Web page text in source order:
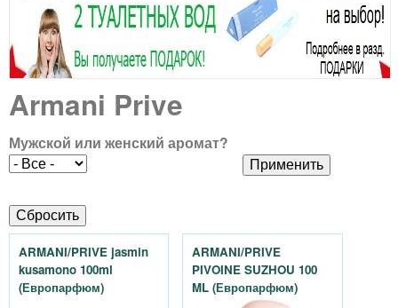
а
г
а
з
и
н
п
л
ь
н
о
е
м
е
н
ю
Е
М
Е
Н
Ю
з
д
е
ь
Armani Prive
Мужской или женский аромат?
ARMANI/PRIVE jasmin
kusamono 100ml
(Европарфюм)
ARMANI/PRIVE
PIVOINE SUZHOU 100
ML (Европарфюм)